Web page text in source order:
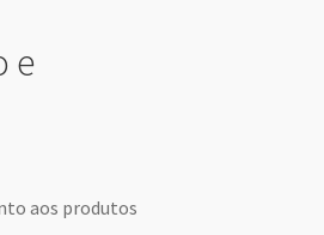
e
aos produtos